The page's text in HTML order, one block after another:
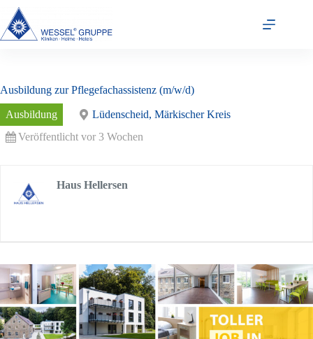
Zum
Inhalt
springen
Ausbildung zur Pflegefachassistenz (m/w/d)
Ausbildung
Lüdenscheid, Märkischer Kreis
Veröffentlicht vor 3 Wochen
Haus Hellersen